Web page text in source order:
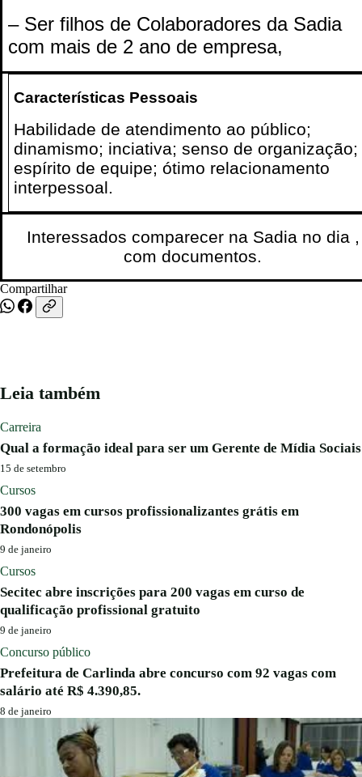
– Ser filhos de Colaboradores da Sadia
com mais de 2 ano de empresa,
Características Pessoais
Habilidade de atendimento ao público;
dinamismo; inciativa; senso de organização;
espírito de equipe; ótimo relacionamento
interpessoal.
Interessados comparecer na Sadia no dia ,
com documentos.
Compartilhar
Leia também
Carreira
Qual a formação ideal para ser um Gerente de Mídia Sociais
15 de setembro
Cursos
300 vagas em cursos profissionalizantes grátis em
Rondonópolis
9 de janeiro
Cursos
Secitec abre inscrições para 200 vagas em curso de
qualificação profissional gratuito
9 de janeiro
Concurso público
Prefeitura de Carlinda abre concurso com 92 vagas com
salário até R$ 4.390,85.
8 de janeiro